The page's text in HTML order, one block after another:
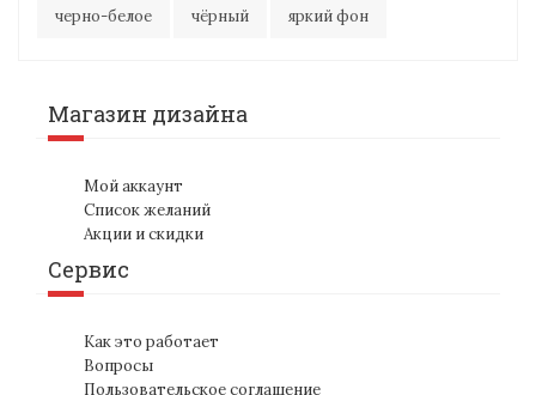
черно-белое чёрный яркий фон
Магазин дизайна
Мой аккаунт
Список желаний
Акции и скидки
Сервис
Как это работает
Вопросы
Пользовательское соглашение